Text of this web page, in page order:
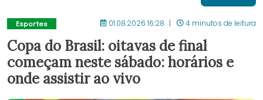
Esportes 01.08.2026 16:28 4 minutos de leitura
Copa do Brasil: oitavas de final
começam neste sábado: horários e
onde assistir ao vivo